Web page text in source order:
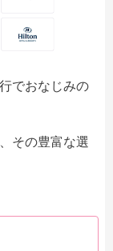
でおなじみの
その豊富な選